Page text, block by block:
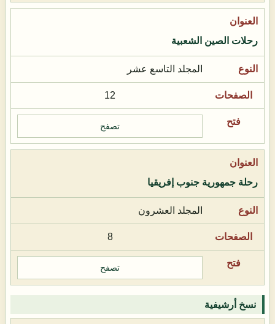
رحلات الصين الشعبية
المجلد التاسع عشر
12
تصفح
رحلة جمهورية جنوب إفريقيا
المجلد العشرون
8
تصفح
نسخ أرشيفية